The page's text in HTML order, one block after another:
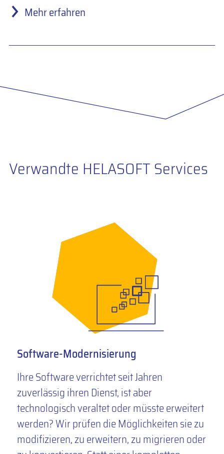
Mehr erfahren
Verwandte HELASOFT Services
Software-Modernisierung
Ihre Software verrichtet seit Jahren
zuverlässig ihren Dienst, ist aber
technologisch veraltet oder müsste erweitert
werden? Wir prüfen die Möglichkeiten sie zu
modifizieren, zu erweitern, zu migrieren oder